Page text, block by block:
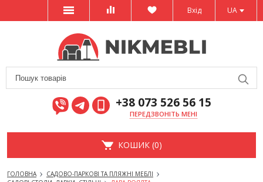
UA
Вхід
+38 073 526 56 15
ПЕРЕДЗВОНІТЬ МЕНІ
КОШИК (0)
ГОЛОВНА
САДОВО-ПАРКОВІ ТА ПЛЯЖНІ МЕБЛІ